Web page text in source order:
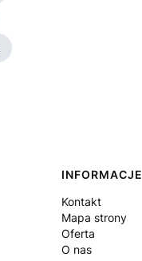
INFORMACJE
Kontakt
Mapa strony
Oferta
O nas